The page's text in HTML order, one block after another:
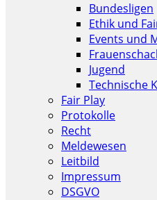
Bundesligen
Ethik und
Events und
Jugend
Technische
Fair Play
Protokolle
Recht
Meldewesen
Leitbild
Impressum
DSGVO